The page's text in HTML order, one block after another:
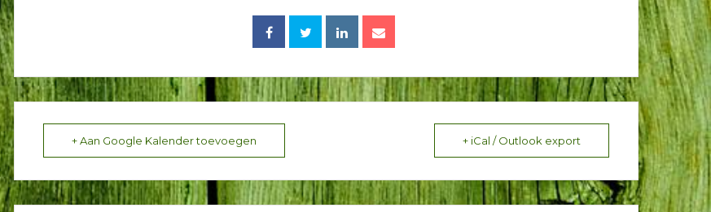
+ Aan Google Kalender toevoegen + iCal / Outlook export